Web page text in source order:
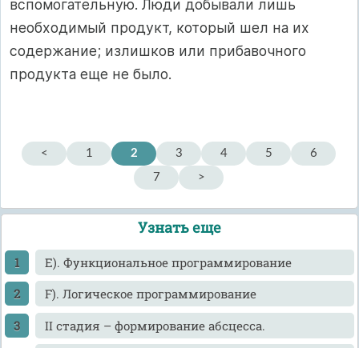
вспомогательную. Люди добывали лишь
необходимый продукт, который шел на их
содержание; излишков или прибавочного
продукта еще не было.
< 1 2 3 4 5
6
7
>
Узнать еще
E). Функциональное программирование
F). Логическое программирование
II стадия – формирование абсцесса.